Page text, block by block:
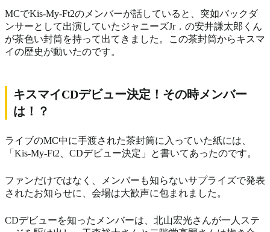
MCでKis-My-Ft2のメンバーが話していると、突如バックダ
ンサーとして出演していたジャニーズJr．の安井謙太郎くん
が茶色い封筒を持って出てきました。この茶封筒からキスマ
イの歴史が動いたのです。
キスマイCDデビュー決定！その時メンバー
は！？
ライブのMC中に手渡された茶封筒に入っていた紙には、
「Kis-My-Ft2、CDデビュー決定」と書いてあったのです。
ファンだけではなく、メンバーも知らないサプライズで発表
されたお知らせに、会場は大歓声に包まれました。
CDデビューを知ったメンバーは、北山宏光さんが一人ステ